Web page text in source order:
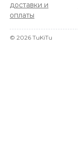
доставки и
оплаты
© 2026 TuKiTu